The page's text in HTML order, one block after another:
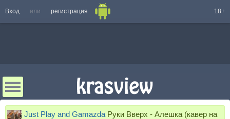
Вход или регистрация 18+
Just Play and Gamazda Руки Вверх - Алешка (кавер на